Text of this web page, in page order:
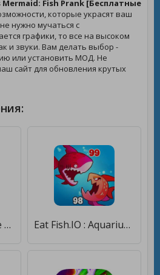
Fish Prank [Бесплатные
которые украсят ваш
нужно мучаться с
графики, то все на высоком
и звуки. Вам делать выбор -
или установить МОД. Не
сайт для обновления крутых
Fish Story: Save the Lover [Бесплатные покупки] Eat Fish.IO : Aquarium Battle [Бесплатные покупки]